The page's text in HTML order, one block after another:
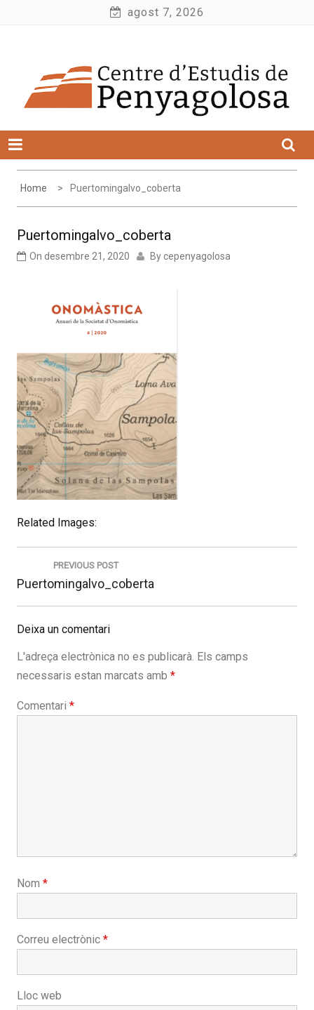
agost 7, 2026
Home Puertomingalvo_coberta
Puertomingalvo_coberta
On desembre 21, 2020 By cepenyagolosa
Related Images:
Navegació
d'entrades
PREVIOUS POST
Previous
post:
Puertomingalvo_coberta
Deixa un comentari
L'adreça electrònica no es publicarà. Els camps
necessaris estan marcats amb *
Comentari *
Nom *
Correu electrònic *
Lloc web